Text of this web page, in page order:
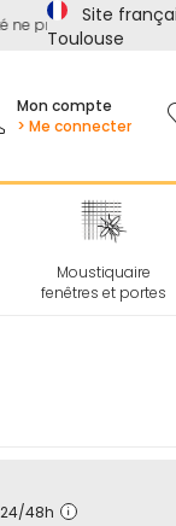
prend pas de
Site
Toulouse
Mon compte
> Me connecter
Moustiquaire
fenêtres et portes
48h